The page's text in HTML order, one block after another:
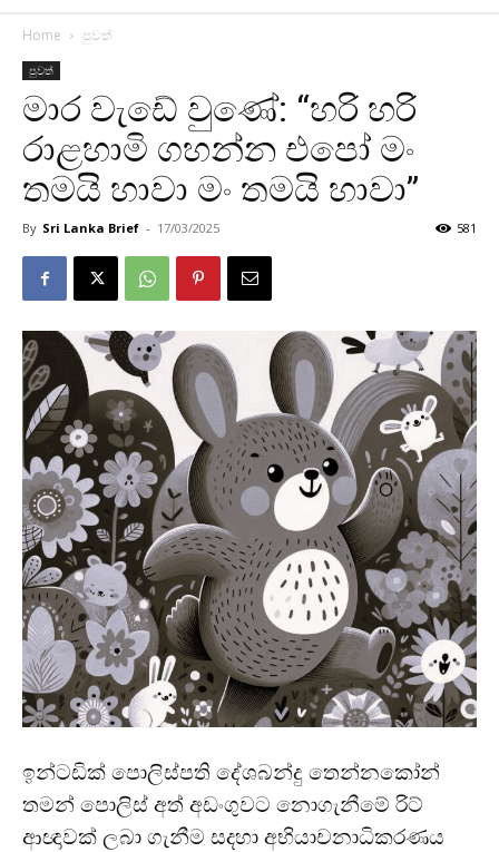
Home පුවත්
පුවත්
මාර වැඩේ වුණේ: “හරි හරි
රාළහාමි ගහන්න එපෝ මං
තමයි හාවා මං තමයි හාවා”
By Sri Lanka Brief - 17/03/2025 581
ඉන්ටඩික් පොලිස්පති දේශබන්දු තෙන්නකෝන්
තමන් පොලිස් අත් අඩංගුවට නොගැනීමේ ⁣රිට්
ආඥාවක් ලබා ගැනීම සදහා අභියාචනාධිකරණය